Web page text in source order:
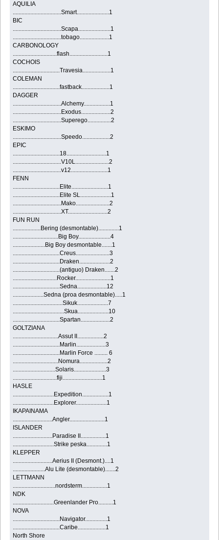
AQUILIA
.................................Smart......................1
BIC
.................................Scapa......................1
.................................tobago....................1
CARBONOLOGY
..............................flash..........................1
COCHOIS
................................Travesia...................1
COLEMAN
................................fastback...................1
DAGGER
.................................Alchemy..................1
.................................Exodus....................2
.................................Superego................2
ESKIMO
.................................Speedo...................2
EPIC
................................18...........................1
.................................V10L.......................2
.................................v12.........................1
FENN
................................Elite.........................1
................................Elite SL.....................1
.................................Mako.......................2
.................................XT...........................2
FUN RUN
...................Bering (desmontable)..............1
...............................Big Boy......................4
......................Big Boy desmontable.......1
................................Creus.......................3
................................Draken.....................2
................................(antiguo) Draken.......2
..............................Rocker........................1
................................Sedna....................12
.....................Sedna (proa desmontable).....1
..................................Sikuk.....................7
...................................Skua.....................10
................................Spartan....................2
GOLTZIANA
...............................Assut II..................2
................................Marlin....................3
................................Marlin Force ......... 6
...............................Nomura...................2
.............................Solaris......................3
..............................fiji...........................1
HASLE
............................Expedition..................1
............................Explorer.....................1
IKAPAINAMA
...........................Angler........................1
ISLANDER
...........................Paradise II.................1
............................Strike peska..............1
KLEPPER
...........................Aerius II (Desmont.)....1
......................Alu Lite (desmontable).......2
LETTMANN
.............................nordsterm.................1
NDK
............................Greenlander Pro..........1
NOVA
................................Navigator...............1
................................Caribe...................1
North Shore